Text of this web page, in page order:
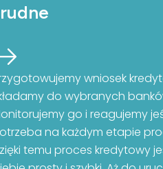
wniosek
do wybranych
go i reagujemy
na każdym etapie
temu proces kredytowy